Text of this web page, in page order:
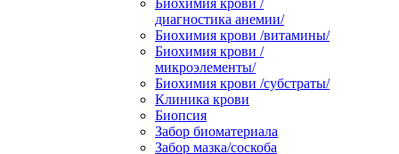
Биохимия крови /
диагностика анемии/
Биохимия крови /витамины/
Биохимия крови /
микроэлементы/
Биохимия крови /субстраты/
Клиника крови
Биопсия
Забор биоматериала
Забор мазка/соскоба